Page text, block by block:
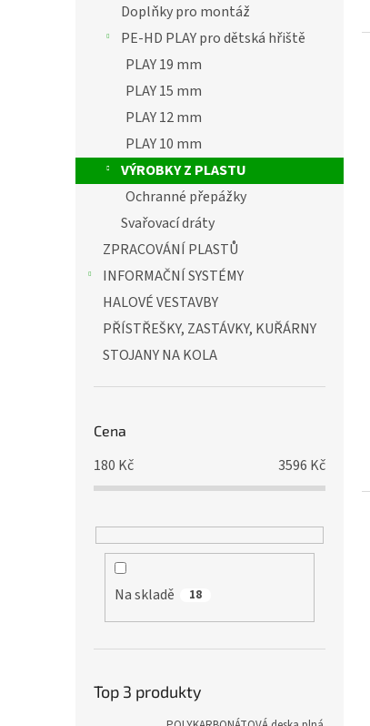
Doplňky pro montáž
PE-HD PLAY pro dětská hřiště
PLAY 19 mm
PLAY 15 mm
PLAY 12 mm
PLAY 10 mm
VÝROBKY Z PLASTU
Ochranné přepážky
Svařovací dráty
ZPRACOVÁNÍ PLASTŮ
INFORMAČNÍ SYSTÉMY
HALOVÉ VESTAVBY
PŘÍSTŘEŠKY, ZASTÁVKY, KUŘÁRNY
STOJANY NA KOLA
Cena
180 Kč 3596 Kč
Na skladě 18
Top 3 produkty